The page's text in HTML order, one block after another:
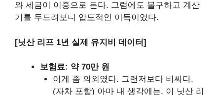
와 세금이 이중으로 든다. 그럼에도 불구하고 계산
기를 두드려보니 압도적인 이득이었다.
[닛산 리프 1년 실제 유지비 데이터]
보험료: 약 70만 원
이게 좀 의외였다. 그랜저보다 비싸다.
(자차 포함) 아마 내 생각에는, 이 닛산 리